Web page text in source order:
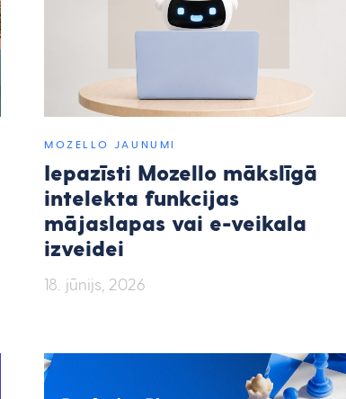
MOZELLO JAUNUMI
Iepazīsti Mozello mākslīgā
intelekta funkcijas
mājaslapas vai e-veikala
izveidei
18. jūnijs, 2026